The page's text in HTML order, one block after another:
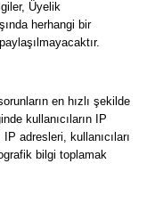
Üyelik
herhangi bir
en hızlı şekilde
kullanıcıların IP
adresleri, kullanıcıları
bilgi toplamak